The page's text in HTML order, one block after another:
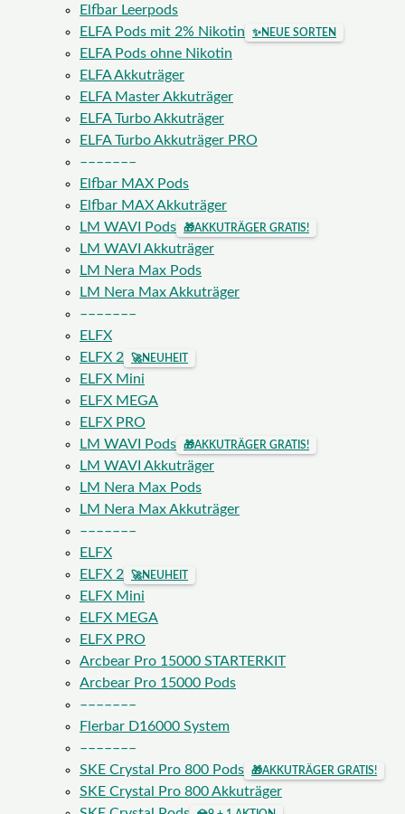
Elfbar Leerpods
ELFA Pods mit 2% Nikotin
✨NEUE SORTEN
ELFA Pods ohne Nikotin
ELFA Akkuträger
ELFA Master Akkuträger
ELFA Turbo Akkuträger
ELFA Turbo Akkuträger PRO
–––––––
Elfbar MAX Pods
Elfbar MAX Akkuträger
LM WAVI Pods
🎁AKKUTRÄGER GRATIS!
LM WAVI Akkuträger
LM Nera Max Pods
LM Nera Max Akkuträger
–––––––
ELFX
ELFX 2
🚀NEUHEIT
ELFX Mini
ELFX MEGA
ELFX PRO
LM WAVI Pods
🎁AKKUTRÄGER GRATIS!
LM WAVI Akkuträger
LM Nera Max Pods
LM Nera Max Akkuträger
–––––––
ELFX
ELFX 2
🚀NEUHEIT
ELFX Mini
ELFX MEGA
ELFX PRO
Arcbear Pro 15000 STARTERKIT
Arcbear Pro 15000 Pods
–––––––
Flerbar D16000 System
–––––––
SKE Crystal Pro 800 Pods
🎁AKKUTRÄGER GRATIS!
SKE Crystal Pro 800 Akkuträger